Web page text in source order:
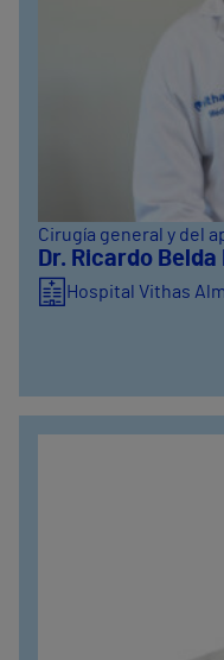
Cirugía general y del
Dr. Ricardo Belda
Hospital Vithas